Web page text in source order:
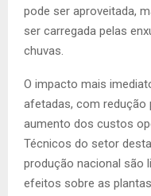
pode ser aproveitada,
ser carregada pelas
chuvas.
O impacto mais
afetadas, com redução
aumento dos custos
Técnicos do setor
produção nacional são
efeitos sobre as